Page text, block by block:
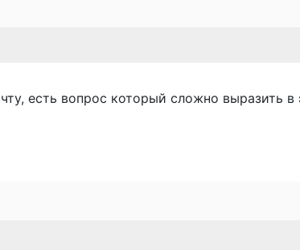
есть вопрос который сложно выразить в